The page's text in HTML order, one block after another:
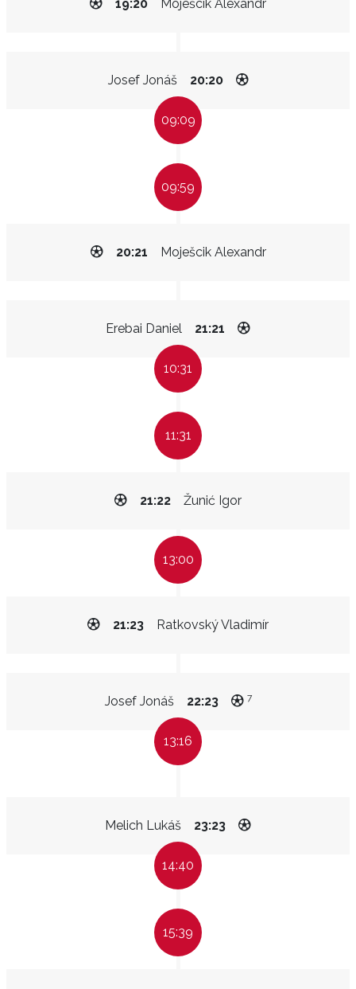
Moješcik Alexandr
19:20
Josef Jonáš 20:20
09:09
09:59
Moješcik Alexandr
20:21
Erebai Daniel 21:21
10:31
11:31
Žunić Igor
21:22
13:00
Ratkovský Vladimír
21:23
Josef Jonáš 22:23 7
13:16
Melich Lukáš 23:23
14:40
15:39